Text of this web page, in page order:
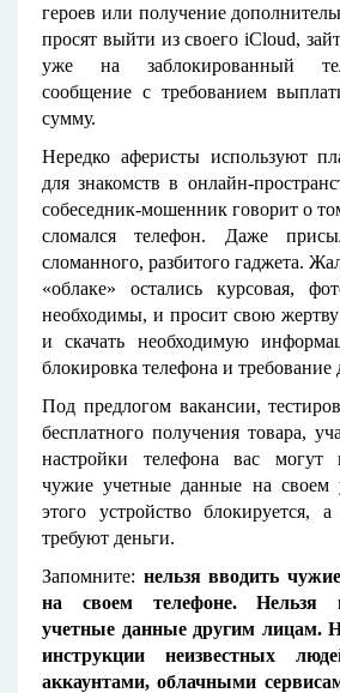
героев или получение
просят выйти из своего iCloud,
уже на заблокированный
сообщение с требованием
сумму.
Нередко аферисты используют
для знакомств в онлайн-
собеседник-мошенник говорит о
сломался телефон. Даже
сломанного, разбитого гаджета.
«облаке» остались курсовая,
необходимы, и просит свою
и скачать необходимую
блокировка телефона и требование
Под предлогом вакансии,
бесплатного получения товара,
настройки телефона вас могут
чужие учетные данные на своем
этого устройство блокируется,
требуют деньги.
Запомните: нельзя вводить
на своем телефоне. Нельзя
учетные данные другим лицам.
инструкции неизвестных
аккаунтами, облачными